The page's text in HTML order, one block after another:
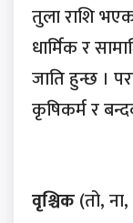
तुला राशि
धार्मिक र
जाति हुन्छ ।
कृषिकर्म र
वृश्चिक(तो,